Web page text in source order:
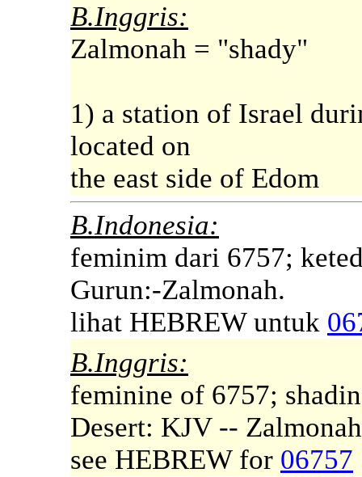
B.Inggris:
Zalmonah = "shady"
1) a station of Israel
located on
the east side of Edom
B.Indonesia:
feminim dari 6757;
Gurun:-Zalmonah.
lihat HEBREW untuk
B.Inggris:
feminine of 6757;
Desert: KJV --
see HEBREW for 06757